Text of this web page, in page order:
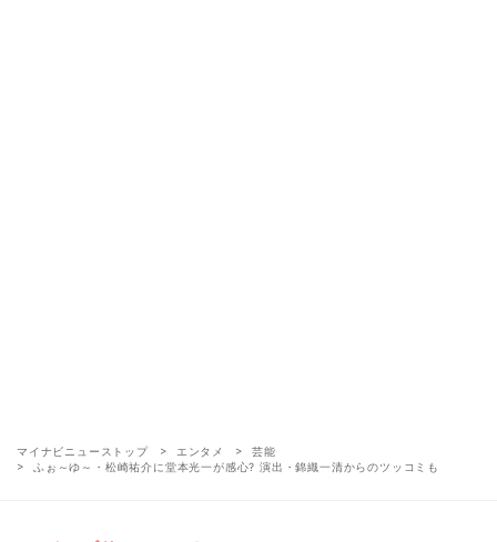
マイナビニューストップ エンタメ
芸能
ふぉ～ゆ～・松崎祐介に堂本光一が感心? 演出・錦織一清からのツッコミも